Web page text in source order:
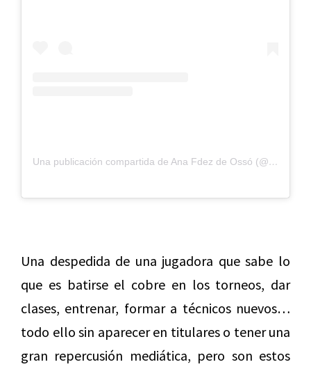
Una publicación compartida de Ana Fdez de Ossó (@anafdezdeosso)
Una despedida de una jugadora que sabe lo
que es batirse el cobre en los torneos, dar
clases, entrenar, formar a técnicos nuevos…
todo ello sin aparecer en titulares o tener una
gran repercusión mediática, pero son estos